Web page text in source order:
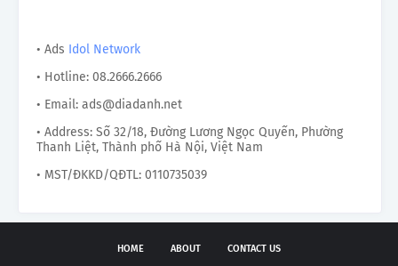
• Ads Idol Network
• Hotline: 08.2666.2666
• Email: ads@diadanh.net
• Address: Số 32/18, Đường Lương Ngọc Quyến, Phường
Thanh Liệt, Thành phố Hà Nội, Việt Nam
• MST/ĐKKD/QĐTL: 0110735039
HOME ABOUT CONTACT US